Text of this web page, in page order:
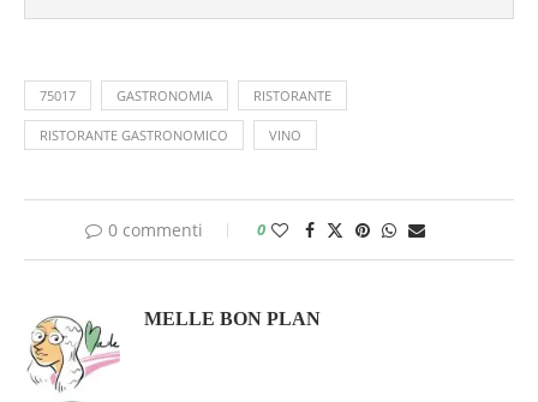
75017 GASTRONOMIA RISTORANTE
RISTORANTE GASTRONOMICO VINO
0 commenti 0
MELLE BON PLAN